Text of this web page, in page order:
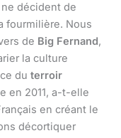
décident de
fourmilière. Nous
de Big Fernand,
la culture
du terroir
en 2011, a-t-elle
en créant le
décortiquer